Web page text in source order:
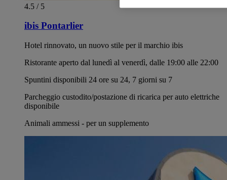
4.5 / 5
ibis Pontarlier
Hotel rinnovato, un nuovo stile per il marchio ibis
Ristorante aperto dal lunedì al venerdì, dalle 19:00 alle 22:00
Spuntini disponibili 24 ore su 24, 7 giorni su 7
Parcheggio custodito/postazione di ricarica per auto elettriche
disponibile
Animali ammessi - per un supplemento